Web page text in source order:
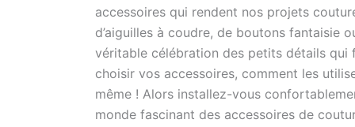
accessoires qui rendent nos projets
d’aiguilles à coudre, de boutons fantaisie
véritable célébration des petits détails
choisir vos accessoires, comment les
même ! Alors installez-vous
monde fascinant des accessoires de